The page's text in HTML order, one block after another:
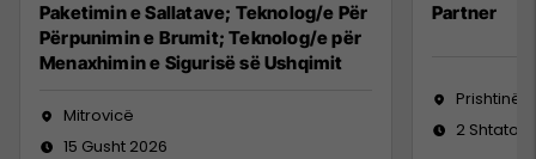
Paketimin e Sallatave; Teknolog/e Për
Përpunimin e Brumit; Teknolog/e për
Menaxhimin e Sigurisë së Ushqimit
Mitrovicë
15 Gusht 2026
Partner
Prishtinë
2 Shtator